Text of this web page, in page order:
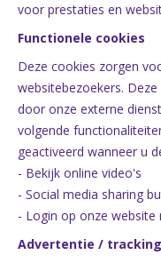
voor prestaties en
Functionele cookies
Deze cookies zorgen
websitebezoekers.
door onze externe
volgende
geactiveerd wanneer u
- Bekijk online video's
- Social media sharing
- Login op onze website
Advertentie /